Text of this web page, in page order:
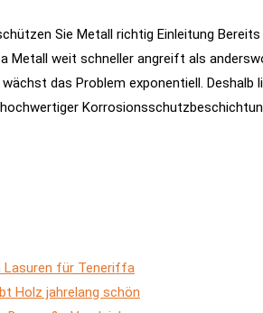
Sie Metall richtig Einleitung
weit schneller angreift als
das Problem exponentiell.
Lasuren für Teneriffa
Holz jahrelang schön